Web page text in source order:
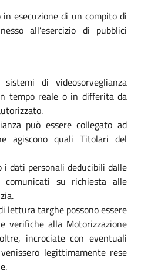
esecuzione di un compito di
all’esercizio di pubblici
di videosorveglianza
tempo reale o in differita da
può essere collegato ad
agiscono quali Titolari del
i dati personali deducibili dalle
comunicati su richiesta alle
lettura targhe possono essere
verifiche alla Motorizzazione
incrociate con eventuali
legittimamente rese